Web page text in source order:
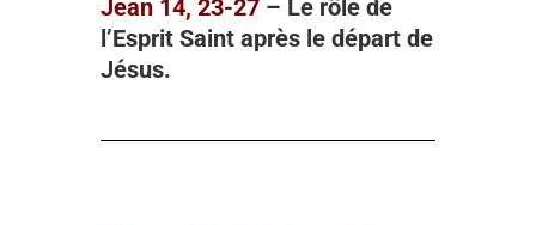
Jean 14, 23-27 – Le rôle de
l’Esprit Saint après le départ de
Jésus.